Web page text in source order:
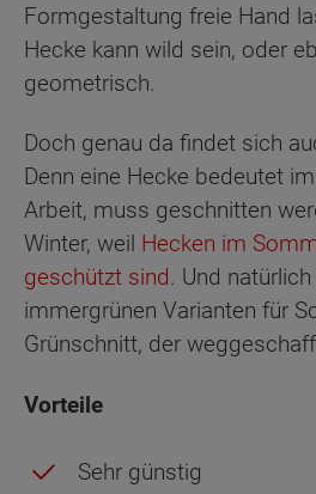
Formgestaltung freie Hand
Hecke kann wild sein, oder
geometrisch.
Doch genau da findet sich
Denn eine Hecke bedeutet
Arbeit, muss geschnitten
Winter, weil Hecken im
geschützt sind. Und
immergrünen Varianten für
Grünschnitt, der
Vorteile
Sehr günstig